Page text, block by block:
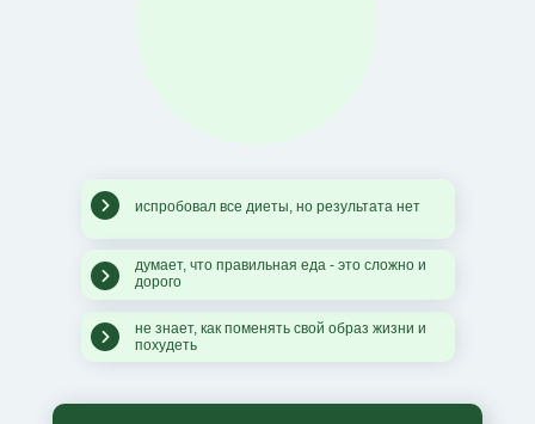
испробовал все диеты, но результата нет
не знает, как поменять свой образ жизни и
похудеть
думает, что правильная еда - это сложно и
дорого